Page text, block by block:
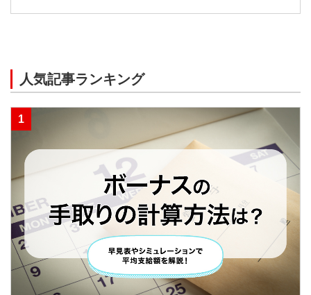
人気記事ランキング